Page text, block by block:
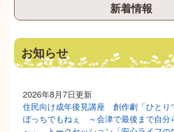
新着情報
お知らせ
2026年8月7日更新
住民向け成年後見講座 創作劇「ひとり
ぼっちでもねぇ ～会津で最後まで自分